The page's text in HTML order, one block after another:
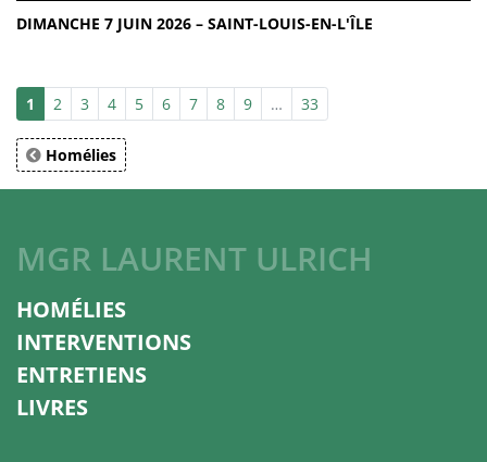
DIMANCHE 7 JUIN 2026 – SAINT-LOUIS-EN-L'ÎLE
1 2 3 4 5 6 7 8 9 … 33
Homélies
MGR LAURENT ULRICH
HOMÉLIES
INTERVENTIONS
ENTRETIENS
LIVRES